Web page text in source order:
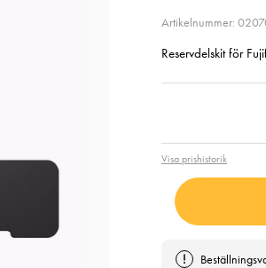
Artikelnummer:
Reservdelskit för
Visa prishistorik